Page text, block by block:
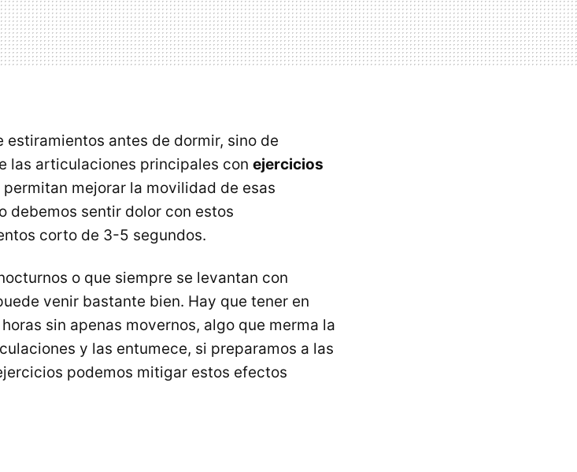
estiramientos antes de dormir, sino de
las articulaciones principales con ejercicios
permitan mejorar la movilidad de esas
debemos sentir dolor con estos
corto de 3-5 segundos.
o que siempre se levantan con
venir bastante bien. Hay que tener en
sin apenas movernos, algo que merma la
y las entumece, si preparamos a las
podemos mitigar estos efectos